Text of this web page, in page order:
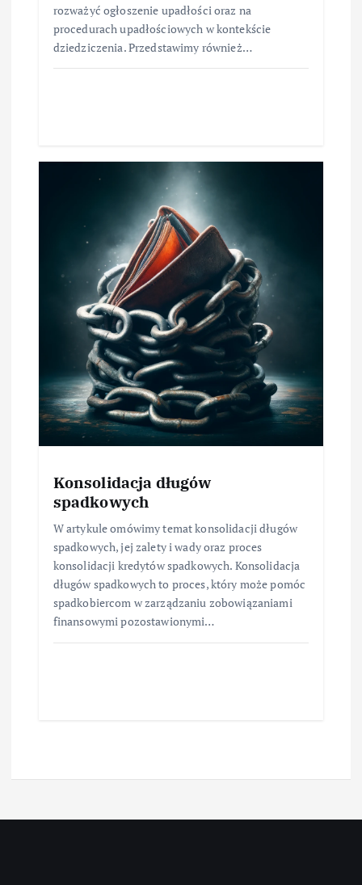
rozważyć ogłoszenie upadłości oraz na
procedurach upadłościowych w kontekście
dziedziczenia. Przedstawimy również…
Konsolidacja długów
spadkowych
W artykule omówimy temat konsolidacji długów
spadkowych, jej zalety i wady oraz proces
konsolidacji kredytów spadkowych. Konsolidacja
długów spadkowych to proces, który może pomóc
spadkobiercom w zarządzaniu zobowiązaniami
finansowymi pozostawionymi…